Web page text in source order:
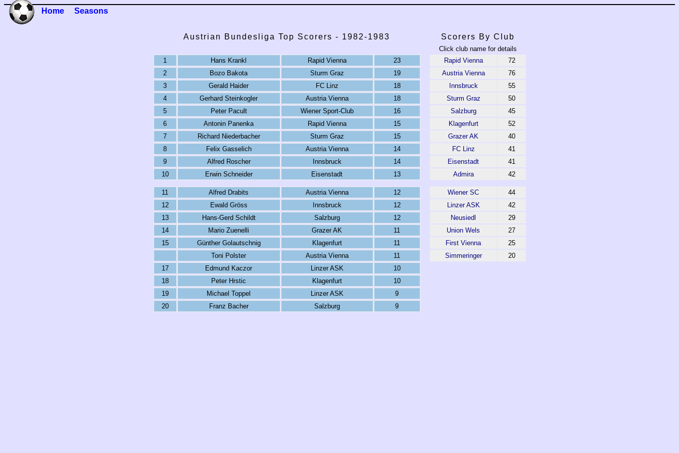
Home Seasons
Austrian Bundesliga Top Scorers - 1982-1983 Scorers By Club
Click club name for details
1
Hans Krankl Rapid Vienna 23 Rapid Vienna
72
2
Bozo Bakota Sturm Graz 19 Austria Vienna
76
3
Gerald Haider FC Linz 18 Innsbruck
55
4
Gerhard Steinkogler Austria Vienna 18 Sturm Graz
50
5
Peter Pacult Wiener Sport-Club 16 Salzburg
45
6
Antonin Panenka Rapid Vienna 15 Klagenfurt
52
7
Richard Niederbacher Sturm Graz 15 Grazer AK
40
8
Felix Gasselich Austria Vienna 14 FC Linz
41
9
Alfred Roscher Innsbruck 14 Eisenstadt
41
10
Erwin Schneider Eisenstadt 13 Admira 42
11 Alfred Drabits Austria Vienna 12 Wiener SC
44
12
Ewald Gröss Innsbruck 12 Linzer ASK
42
13
Hans-Gerd Schildt Salzburg 12 Neusiedl
29
14
Mario Zuenelli Grazer AK 11 Union Wels
27
15
Günther Golautschnig Klagenfurt 11 First Vienna
25
Toni Polster
Austria Vienna 11 Simmeringer
20
17
Edmund Kaczor Linzer ASK
10
18
Peter Hrstic Klagenfurt
10
19
Michael Toppel Linzer ASK
9
20
Franz Bacher Salzburg 9